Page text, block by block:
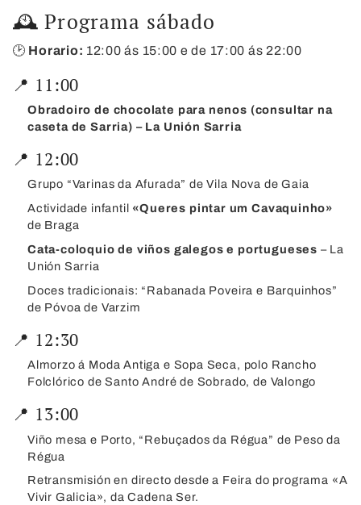
🕰️ Programa sábado
🕑 Horario: 12:00 ás 15:00 e de 17:00 ás 22:00
📍 11:00
Obradoiro de chocolate para nenos (consultar na
caseta de Sarria) – La Unión Sarria
📍 12:00
Grupo “Varinas da Afurada” de Vila Nova de Gaia
Actividade infantil «Queres pintar um Cavaquinho»
de Braga
Cata-coloquio de viños galegos e portugueses – La
Unión Sarria
Doces tradicionais: “Rabanada Poveira e Barquinhos”
de Póvoa de Varzim
📍 12:30
Almorzo á Moda Antiga e Sopa Seca, polo Rancho
Folclórico de Santo André de Sobrado, de Valongo
📍 13:00
Viño mesa e Porto, “Rebuçados da Régua” de Peso da
Régua
Retransmisión en directo desde a Feira do programa «A
Vivir Galicia», da Cadena Ser.